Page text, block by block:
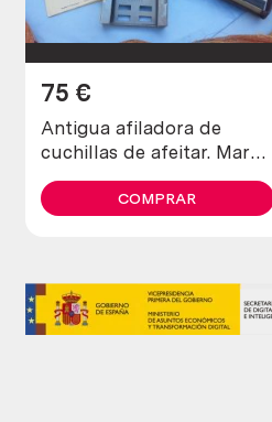
Antigua afiladora de
cuchillas de afeitar. Marca
allegro.
75 €
COMPRAR